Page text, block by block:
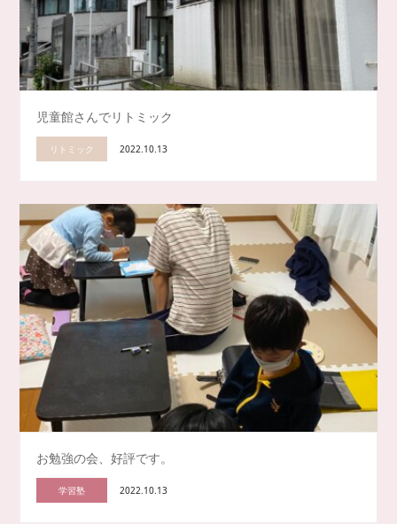
児童館さんでリトミック
リトミック 2022.10.13
お勉強の会、好評です。
学習塾 2022.10.13